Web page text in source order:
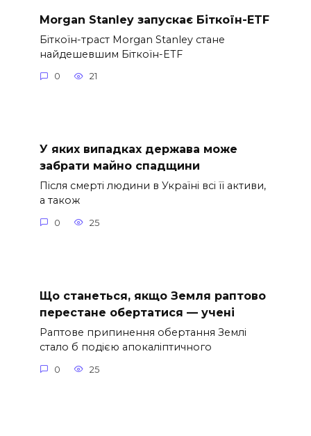
Morgan Stanley запускає Біткоїн-ETF
Біткоїн-траст Morgan Stanley стане
найдешевшим Біткоїн-ETF
0 21
У яких випадках держава може
забрати майно спадщини
Після смерті людини в Україні всі її активи,
а також
0 25
Що станеться, якщо Земля раптово
перестане обертатися — учені
Раптове припинення обертання Землі
стало б подією апокаліптичного
0 25